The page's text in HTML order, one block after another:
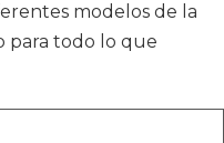
modelos de la
para todo lo que